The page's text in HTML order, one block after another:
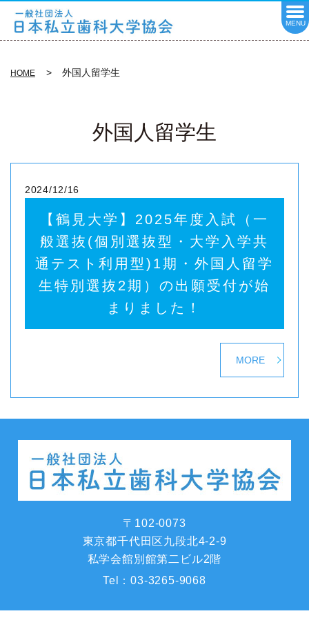
MENU
HOME 外国人留学生
外国人留学生
2024/12/16
【鶴見大学】2025年度入試（一
般選抜(個別選抜型・大学入学共
通テスト利用型)1期・外国人留学
生特別選抜2期）の出願受付が始
まりました！
MORE
〒102-0073
東京都千代田区九段北4-2-9
私学会館別館第二ビル2階
Tel：03-3265-9068